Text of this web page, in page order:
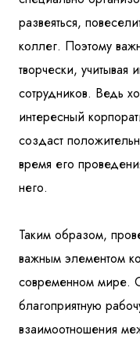
развеяться,
коллег. Поэтому
творчески, учитывая
сотрудников. Ведь
интересный
создаст
время его
него.
Таким образом,
важным элементом
современном мире.
благоприятную
взаимоотношения